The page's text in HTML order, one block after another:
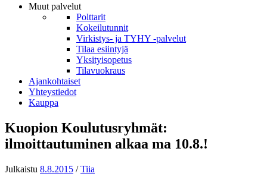
Muut palvelut
Polttarit
Kokeilutunnit
Virkistys- ja TYHY -palvelut
Tilaa esiintyjä
Yksityisopetus
Tilavuokraus
Ajankohtaiset
Yhteystiedot
Kauppa
Kuopion Koulutusryhmät:
ilmoittautuminen alkaa ma 10.8.!
Julkaistu 8.8.2015 /Tiia